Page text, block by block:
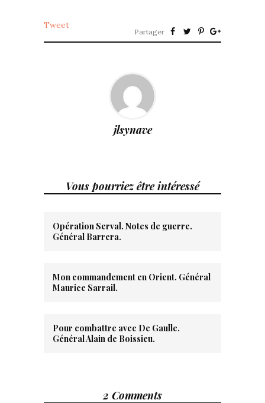
Tweet
Partager
jlsynave
Vous pourriez être intéressé
Opération Serval. Notes de guerre.
Général Barrera.
Mon commandement en Orient. Général
Maurice Sarrail.
Pour combattre avec De Gaulle.
Général Alain de Boissieu.
2 Comments